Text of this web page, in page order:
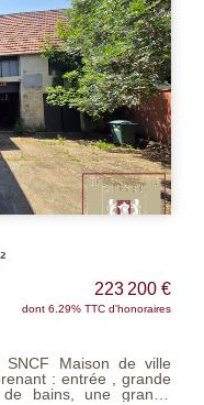
223 200 €
dont 6.29% TTC d'honoraires
SNCF Maison de ville
: entrée , grande
une grange